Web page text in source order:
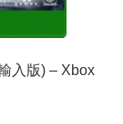
入版) – Xbox